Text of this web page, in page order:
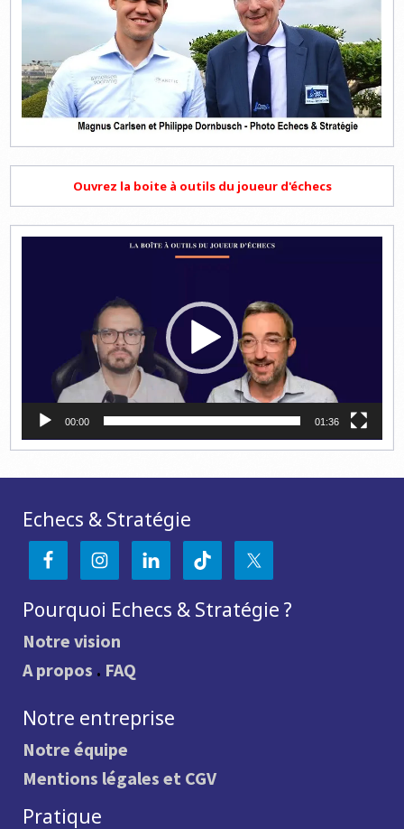
Ouvrez la boite à outils du joueur d'échecs
00:00 01:36
Echecs & Stratégie
Pourquoi Echecs & Stratégie ?
Notre vision
A propos . FAQ
Notre entreprise
Notre équipe
Mentions légales et CGV
Pratique